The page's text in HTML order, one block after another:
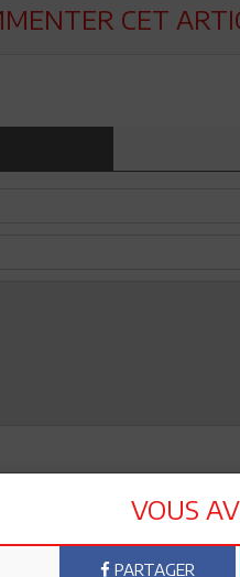
CET
VOUS
PARTAGER